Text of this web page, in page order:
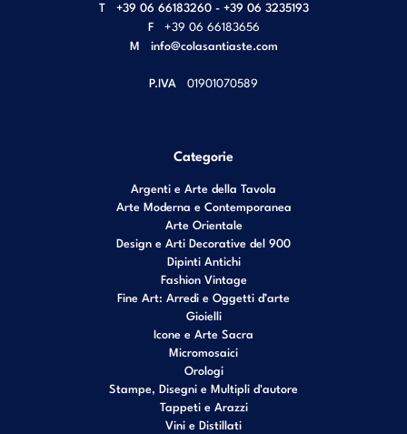
T
+39 06 66183260 - +39 06 3235193
F
+39 06 66183656
M info@colasantiaste.com
P.IVA 01901070589
Categorie
Argenti e Arte della Tavola
Arte Moderna e Contemporanea
Arte Orientale
Design e Arti Decorative del 900
Dipinti Antichi
Fashion Vintage
Fine Art: Arredi e Oggetti d’arte
Gioielli
Icone e Arte Sacra
Micromosaici
Orologi
Stampe, Disegni e Multipli d'autore
Tappeti e Arazzi
Vini e Distillati